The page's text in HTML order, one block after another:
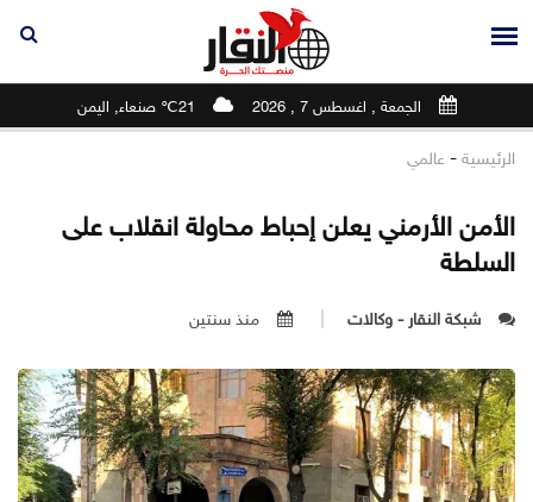
الجمعة , اغسطس 7 , 2026 21℃ صنعاء, اليمن
الرئيسية - عالمي
الأمن الأرمني يعلن إحباط محاولة انقلاب على
السلطة
شبكة النقار - وكالات منذ سنتين